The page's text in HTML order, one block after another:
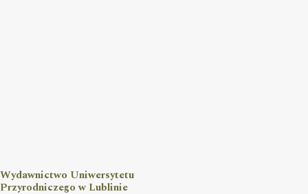
Wydawnictwo Uniwersytetu
Przyrodniczego w Lublinie